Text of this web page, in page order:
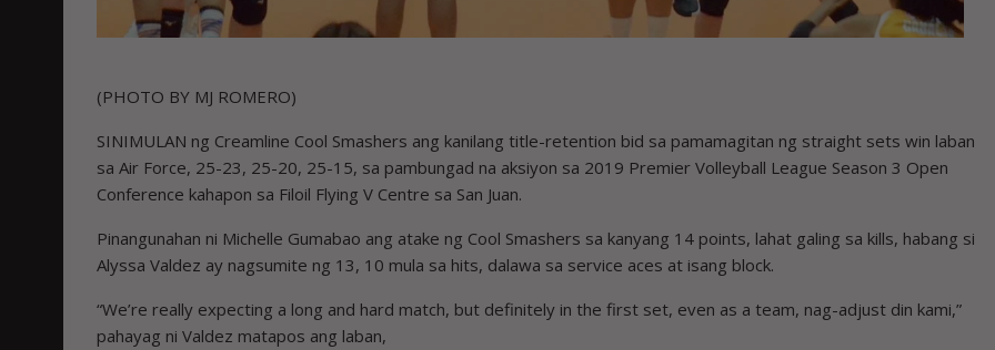
(PHOTO BY MJ ROMERO)
SINIMULAN ng Creamline Cool Smashers ang kanilang title-retention bid sa pamamagitan ng straight sets win laban
sa Air Force, 25-23, 25-20, 25-15, sa pambungad na aksiyon sa 2019 Premier Volleyball League Season 3 Open
Conference kahapon sa Filoil Flying V Centre sa San Juan.
Pinangunahan ni Michelle Gumabao ang atake ng Cool Smashers sa kanyang 14 points, lahat galing sa kills, habang si
Alyssa Valdez ay nagsumite ng 13, 10 mula sa hits, dalawa sa service aces at isang block.
“We’re really expecting a long and hard match, but definitely in the first set, even as a team, nag-adjust din kami,”
pahayag ni Valdez matapos ang laban,